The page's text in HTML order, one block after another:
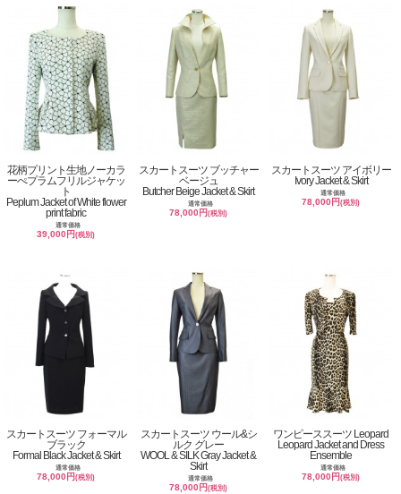
花柄プリント生地ノーカラ
ーぺプラムフリルジャケッ
ト
Peplum Jacket of White flower
print fabric
通常価格
39,000円(税別)
スカートスーツ ブッチャー
ベージュ
Butcher Beige Jacket & Skirt
通常価格
78,000円(税別)
スカートスーツ アイボリー
Ivory Jacket & Skirt
通常価格
78,000円(税別)
スカートスーツ フォーマル
ブラック
Formal Black Jacket & Skirt
通常価格
78,000円(税別)
スカートスーツ ウール&シ
ルク グレー
WOOL & SILK Gray Jacket &
Skirt
通常価格
78,000円(税別)
ワンピーススーツ Leopard
Leopard Jacket and Dress
Ensemble
通常価格
78,000円(税別)